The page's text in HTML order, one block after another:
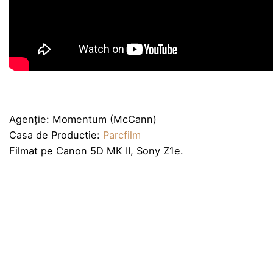
Agenție: Momentum (McCann)
Casa de Productie: Parcfilm
Filmat pe Canon 5D MK II, Sony Z1e.